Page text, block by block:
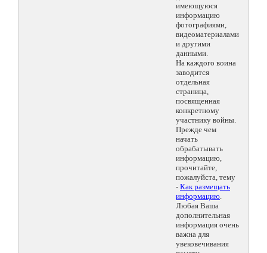
имеющуюся
информацию
фотографиями,
видеоматериалами
и другими
данными.
На каждого воина
заводится
отдельная
страница,
посвященная
конкретному
участнику войны.
Прежде чем
начать
обрабатывать
информацию,
прочитайте,
пожалуйста, тему
- Как размещать
информацию.
Любая Ваша
дополнительная
информация очень
важна для
увековечивания